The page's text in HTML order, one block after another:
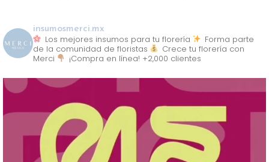
insumosmerci.mx
Los mejores insumos para tu florería
Forma parte
de la comunidad de floristas
Crece tu florería con
Merci
¡Compra en línea! +2,000 clientes